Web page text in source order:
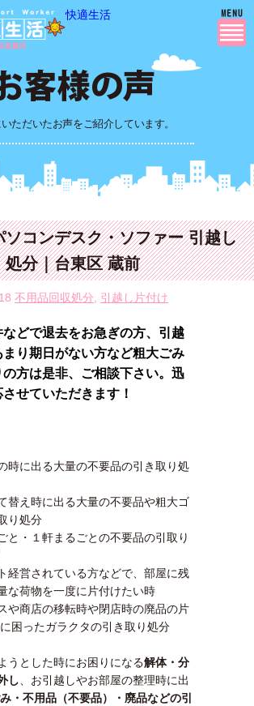
快適生活
ただいたお声をご紹介しています。
ソコンデスク・ソファー 引越し
処分｜台東区 蔵前
不用品回収処分 引越し片付け
などで退去をお急ぎの方、引越
まり期日がない方など粗大ごみ
の方は是非、ご相談下さい。迅
せていただきます！
時に出る大量の不要品の引き取り処
替え時に出る大量の不要品や粗大ゴ
り処分
と・１軒まるごとの不要品の引取り
経営されている方などで、部屋に残
な荷物を一度に片付けたい時
や商店の移転時や閉店時の廃品の片
困ったガラクタの引き取り処分
うとした時にお困りになる解体・分
し 、お引越しやお部屋の整理時に出
・不用品（不要品）・廃品などの引